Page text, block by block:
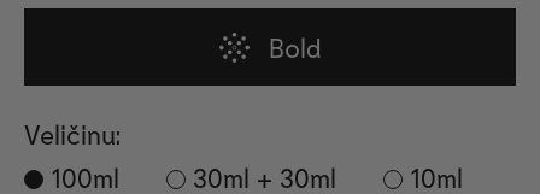
Bold
Veličinu:
100ml
30ml + 30ml 10ml